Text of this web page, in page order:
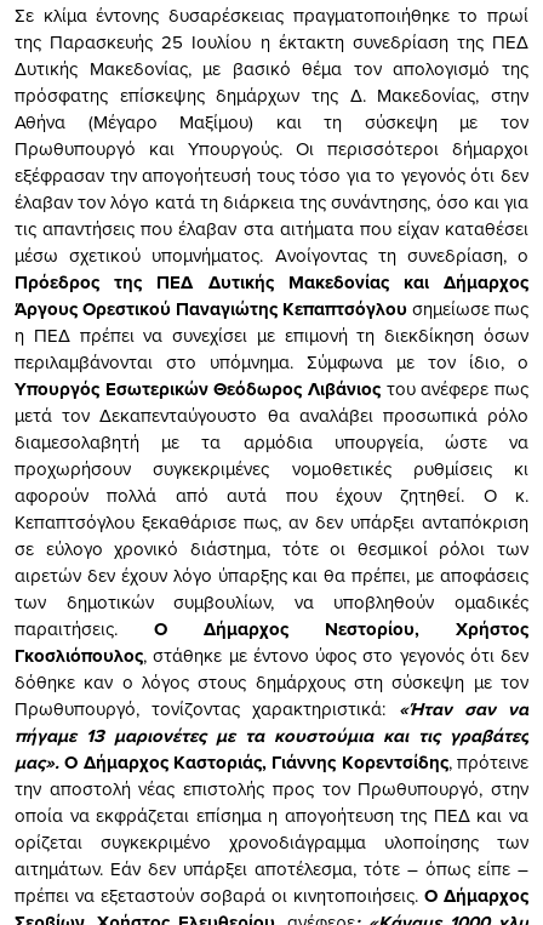
Σε κλίμα έντονης δυσαρέσκειας πραγματοποιήθηκε το πρωί
της Παρασκευής 25 Ιουλίου η έκτακτη συνεδρίαση της ΠΕΔ
Δυτικής Μακεδονίας, με βασικό θέμα τον απολογισμό της
πρόσφατης επίσκεψης δημάρχων της Δ. Μακεδονίας, στην
Αθήνα (Μέγαρο Μαξίμου) και τη σύσκεψη με τον
Πρωθυπουργό και Υπουργούς. Οι περισσότεροι δήμαρχοι
εξέφρασαν την απογοήτευσή τους τόσο για το γεγονός ότι δεν
έλαβαν τον λόγο κατά τη διάρκεια της συνάντησης, όσο και για
τις απαντήσεις που έλαβαν στα αιτήματα που είχαν καταθέσει
μέσω σχετικού υπομνήματος. Ανοίγοντας τη συνεδρίαση, ο
Πρόεδρος της ΠΕΔ Δυτικής Μακεδονίας και Δήμαρχος
Άργους Ορεστικού Παναγιώτης Κεπαπτσόγλουσημείωσε πως
η ΠΕΔ πρέπει να συνεχίσει με επιμονή τη διεκδίκηση όσων
περιλαμβάνονται στο υπόμνημα. Σύμφωνα με τον ίδιο, ο
Υπουργός Εσωτερικών Θεόδωρος Λιβάνιος του ανέφερε πως
μετά τον Δεκαπενταύγουστο θα αναλάβει προσωπικά ρόλο
διαμεσολαβητή με τα αρμόδια υπουργεία, ώστε να
προχωρήσουν συγκεκριμένες νομοθετικές ρυθμίσεις κι
αφορούν πολλά από αυτά που έχουν ζητηθεί. Ο κ.
Κεπαπτσόγλου ξεκαθάρισε πως, αν δεν υπάρξει ανταπόκριση
σε εύλογο χρονικό διάστημα, τότε οι θεσμικοί ρόλοι των
αιρετών δεν έχουν λόγο ύπαρξης και θα πρέπει, με αποφάσεις
των δημοτικών συμβουλίων, να υποβληθούν ομαδικές
παραιτήσεις. Ο Δήμαρχος Νεστορίου, Χρήστος
Γκοσλιόπουλος, στάθηκε με έντονο ύφος στο γεγονός ότι δεν
δόθηκε καν ο λόγος στους δημάρχους στη σύσκεψη με τον
Πρωθυπουργό, τονίζοντας χαρακτηριστικά: «Ήταν σαν να
πήγαμε 13 μαριονέτες με τα κουστούμια και τις γραβάτες
μας».Ο Δήμαρχος Καστοριάς, Γιάννης Κορεντσίδης, πρότεινε
την αποστολή νέας επιστολής προς τον Πρωθυπουργό, στην
οποία να εκφράζεται επίσημα η απογοήτευση της ΠΕΔ και να
ορίζεται συγκεκριμένο χρονοδιάγραμμα υλοποίησης των
αιτημάτων. Εάν δεν υπάρξει αποτέλεσμα, τότε – όπως είπε –
πρέπει να εξεταστούν σοβαρά οι κινητοποιήσεις. Ο Δήμαρχος